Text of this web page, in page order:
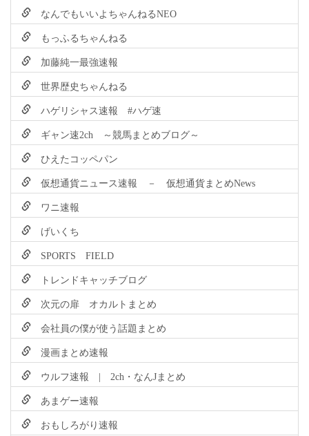
なんでもいいよちゃんねるNEO
もっふるちゃんねる
加藤純一最強速報
世界歴史ちゃんねる
ハゲリシャス速報 #ハゲ速
ギャン速2ch ～競馬まとめブログ～
ひえたコッペパン
仮想通貨ニュース速報 － 仮想通貨まとめNews
ワニ速報
げいくち
SPORTS FIELD
トレンドキャッチブログ
次元の扉 オカルトまとめ
会社員の僕が使う話題まとめ
漫画まとめ速報
ウルフ速報 | 2ch・なんJまとめ
あまゲー速報
おもしろがり速報